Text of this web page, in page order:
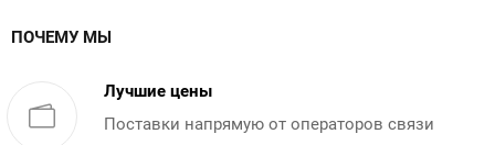
ПОЧЕМУ МЫ
Лучшие цены
Поставки напрямую от операторов связи